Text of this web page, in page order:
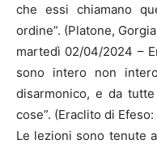
che essi chiamano
ordine”. (Platone,
martedì 02/04/2024 –
sono intero non
disarmonico, e da
cose”. (Eraclito di Efeso:
Le lezioni sono tenute